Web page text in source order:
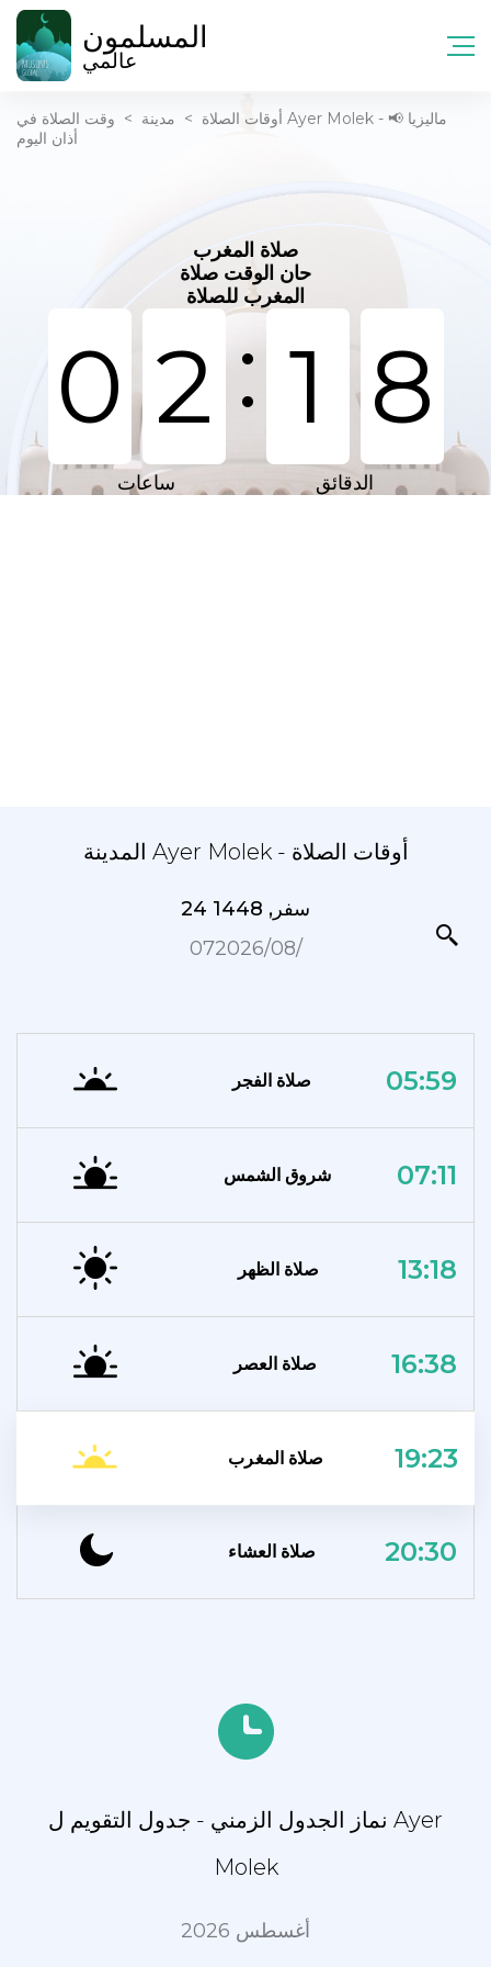
المسلمون
عالمي
أوقات الصلاة > مدينة > وقت الصلاة في Ayer Molek - ماليزيا 📢
أذان اليوم
صلاة المغرب
حان الوقت صلاة
المغرب للصلاة
0 2 : 1 8
ساعات الدقائق
المدينة Ayer Molek - أوقات الصلاة
24 سفر, 1448
07‏/08‏/2026
صلاة الفجر 05:59
شروق الشمس 07:11
صلاة الظهر 13:18
صلاة العصر 16:38
صلاة المغرب 19:23
صلاة العشاء 20:30
نماز الجدول الزمني - جدول التقويم ل Ayer
Molek
أغسطس 2026